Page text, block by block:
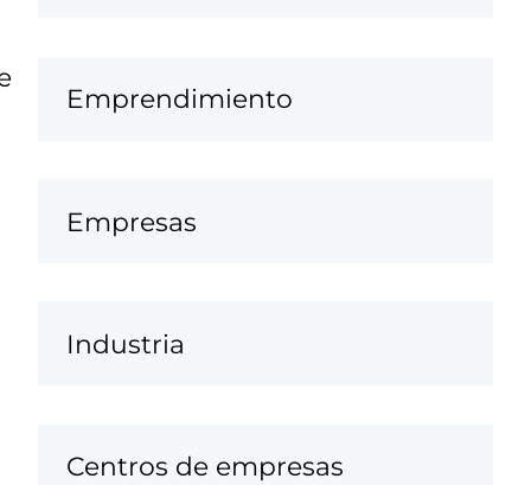
Emprendimiento
Empresas
Industria
Centros de empresas